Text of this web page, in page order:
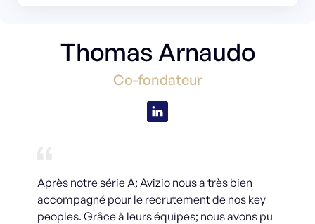
Thomas Arnaudo
Co-fondateur
Après notre série A; Avizio nous a très bien
accompagné pour le recrutement de nos key
peoples. Grâce à leurs équipes; nous avons pu